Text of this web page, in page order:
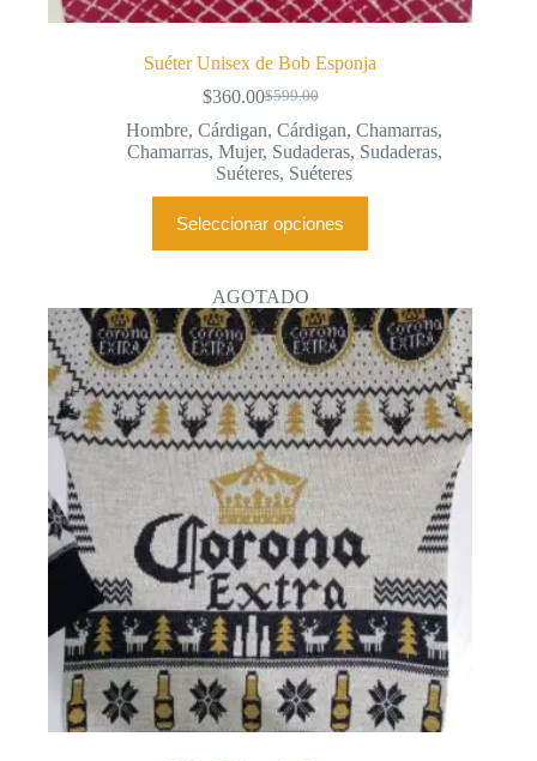
Suéter Unisex de Bob Esponja
$599.00
El
precio
original
era:
$360.00El
precio
actual
es:
Hombre,Cárdigan,Cárdigan,Chamarras,
Chamarras, Mujer, Sudaderas, Sudaderas,
Suéteres, Suéteres
Seleccionar opciones
producto
tiene
variantes.
Las
opciones
se
pueden
elegir
en
la
página
de
producto
AGOTADO